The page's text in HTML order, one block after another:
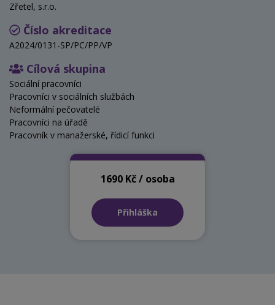
Zřetel, s.r.o.
Číslo akreditace
A2024/0131-SP/PC/PP/VP
Cílová skupina
Sociální pracovníci
Pracovníci v sociálních službách
Neformální pečovatelé
Pracovníci na úřadě
Pracovník v manažerské, řídicí funkci
1690 Kč / osoba
Přihláška